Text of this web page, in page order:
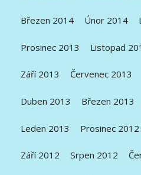
Březen 2014 Únor 2014
Prosinec 2013 Listopad
Září 2013 Červenec 2013
Duben 2013 Březen 2013
Leden 2013 Prosinec 2012
Září 2012 Srpen 2012